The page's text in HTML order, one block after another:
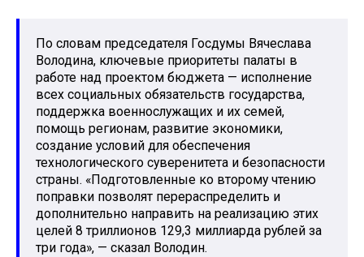
По словам председателя Госдумы Вячеслава
Володина, ключевые приоритеты палаты в
работе над проектом бюджета — исполнение
всех социальных обязательств государства,
поддержка военнослужащих и их семей,
помощь регионам, развитие экономики,
создание условий для обеспечения
технологического суверенитета и безопасности
страны. «Подготовленные ко второму чтению
поправки позволят перераспределить и
дополнительно направить на реализацию этих
целей 8 триллионов 129,3 миллиарда рублей за
три года», — сказал Володин.